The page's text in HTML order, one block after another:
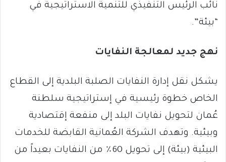
نائب الرئيس التنفيذي للتنمية الاستراتيجية في
“بيئة”.
نهج جديد لمعالجة النفايات
يشكل نقل إدارة النفايات الصلبة البلدية إلى القطاع
الخاص خطوة رئيسية في إستراتيجية سلطنة
عُمان لتحويل نفايات البلد إلى منفعة إقتصادية
وبيئية. وتهدف الشركة العُمانية القابضة للخدمات
البيئية (بيئة) إلى تحويل 60٪ من النفايات بعيداً من